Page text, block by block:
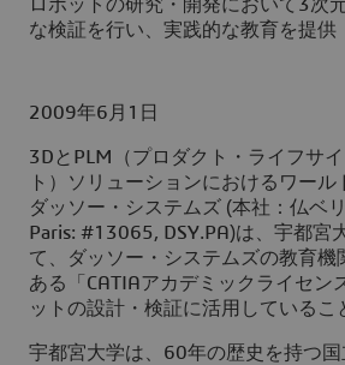
ロボットの研究・開発において3次
な検証を行い、実践的な教育を提供
2009年6月1日
3DとPLM（プロダクト・ライフサ
ト）ソリューションにおけるワール
ダッソー・システムズ (本社：仏ベ
Paris: #13065, DSY.PA)は、宇都宮
て、ダッソー・システムズの教育機
ある「CATIAアカデミックライセン
ットの設計・検証に活用しているこ
宇都宮大学は、60年の歴史を持つ国